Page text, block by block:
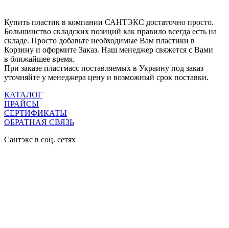
Купить пластик в компании САНТЭКС достаточно просто.
Большинство складских позиций как правило всегда есть на
складе. Просто добавьте необходимые Вам пластики в
Корзину и оформите Заказ. Наш менеджер свяжется с Вами
в ближайшее время.
При заказе пластмасс поставляемых в Украину под заказ
уточняйте у менеджера цену и возможный срок поставки.
КАТАЛОГ
ПРАЙСЫ
СЕРТИФИКАТЫ
ОБРАТНАЯ СВЯЗЬ
Сантэкс в соц. сетях